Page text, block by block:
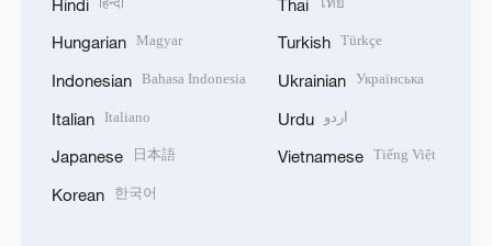
Hungarian Magyar
Indonesian Bahasa Indonesia
Italian Italiano
Japanese 日本語
Korean 한국어
Turkish Türkçe
Ukrainian Українська
Urdu اردو
Vietnamese Tiếng Việt